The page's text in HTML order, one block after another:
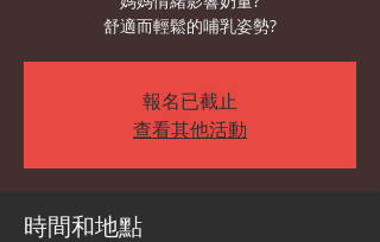
舒適而輕鬆的哺乳姿勢?
報名已截止
查看其他活動
時間和地點